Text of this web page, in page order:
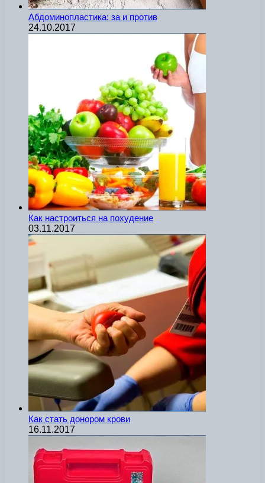
Абдоминопластика: за и против
24.10.2017
Как настроиться на похудение
03.11.2017
Как стать донором крови
16.11.2017